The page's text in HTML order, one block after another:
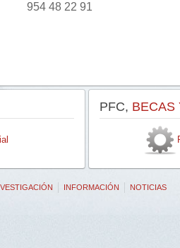
954 48 22 91
PFC, BECAS
INFORMACIÓN NOTICIAS